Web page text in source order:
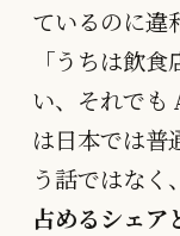
ているのに違
「うちは飲
い、それでも
は日本では普
う話ではなく、
占めるシェア